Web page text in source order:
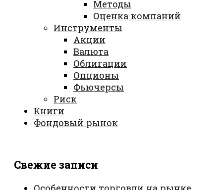
Методы
Оценка компаний
Инструменты
Акции
Валюта
Облигации
Опционы
Фьючерсы
Риск
Книги
Фондовый рынок
Свежие записи